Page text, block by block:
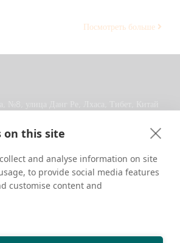
on this site
and analyse information on site
to provide social media features
customise content and
Посмотреть больше